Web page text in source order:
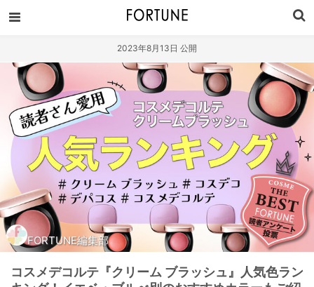
2023年8月13日 公開
FORTUNE編集部
コスメデコルテ『クリーム ブラッシュ』人気色ラン